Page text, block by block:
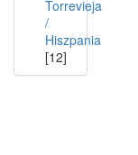
Torrevieja
/
Hiszpania
[12]